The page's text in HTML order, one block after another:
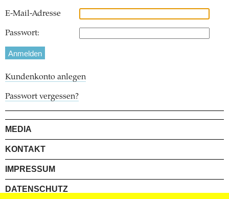
E-Mail-Adresse
Passwort:
Kundenkonto anlegen
Passwort vergessen?
MEDIA
KONTAKT
IMPRESSUM
DATENSCHUTZ